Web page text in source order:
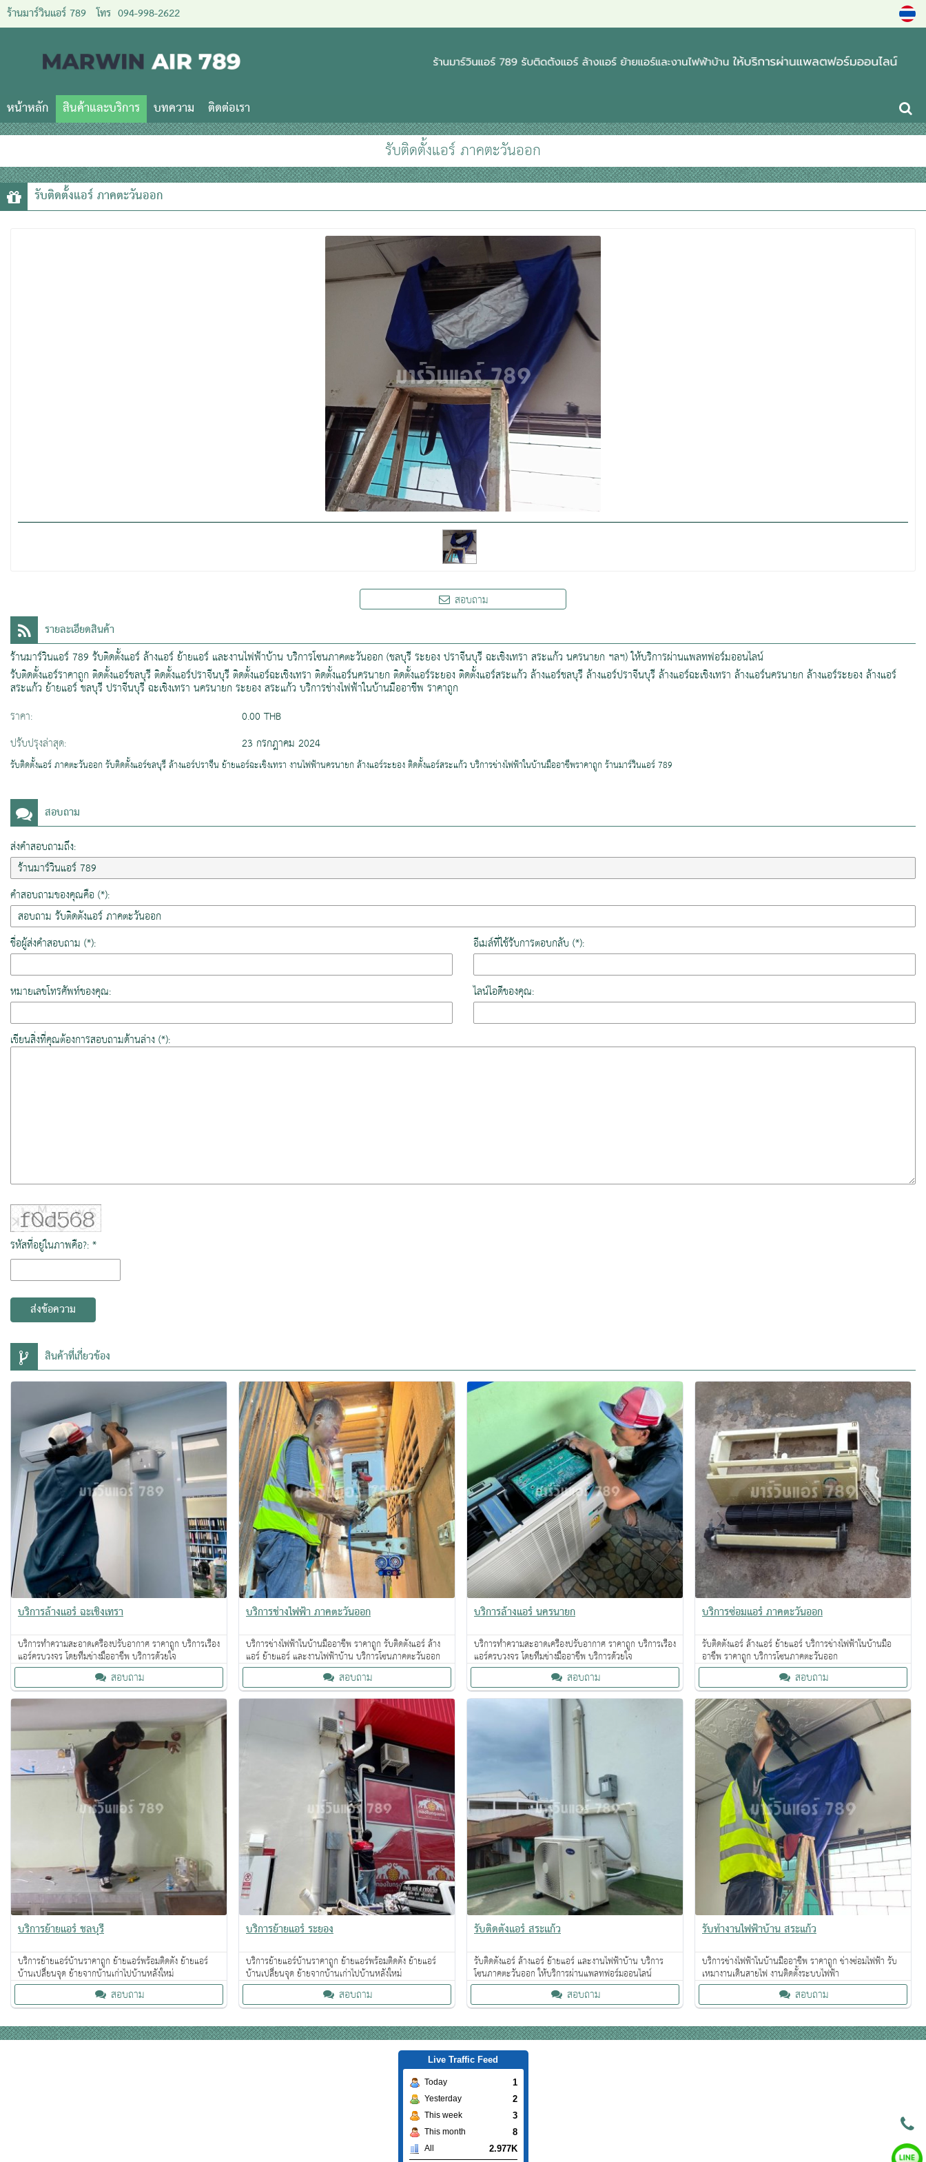
ร้านมาร์วินแอร์ 789 โทร 094-998-2622
หน้าหลัก สินค้าและบริการ บทความ ติดต่อเรา
รับติดตั้งแอร์ ภาคตะวันออก
รับติดตั้งแอร์ ภาคตะวันออก
สอบถาม
รายละเอียดสินค้า
ร้านมาร์วินแอร์ 789 รับติดตั้งแอร์ ล้างแอร์ ย้ายแอร์ และงานไฟฟ้าบ้าน บริการโซนภาคตะวันออก (ชลบุรี ระยอง ปราจีนบุรี ฉะเชิงเทรา สระแก้ว นครนายก ฯลฯ) ให้บริการผ่านแพลทฟอร์มออนไลน์
รับติดตั้งแอร์ราคาถูก ติดตั้งแอร์ชลบุรี ติดตั้งแอร์ปราจีนบุรี ติดตั้งแอร์ฉะเชิงเทรา ติดตั้งแอร์นครนายก ติดตั้งแอร์ระยอง ติดตั้งแอร์สระแก้ว ล้างแอร์ชลบุรี ล้างแอร์ปราจีนบุรี ล้างแอร์ฉะเชิงเทรา ล้างแอร์นครนายก ล้างแอร์ระยอง ล้างแอร์
สระแก้ว ย้ายแอร์ ชลบุรี ปราจีนบุรี ฉะเชิงเทรา นครนายก ระยอง สระแก้ว บริการช่างไฟฟ้าในบ้านมืออาชีพ ราคาถูก
ราคา:
0.00 THB
ปรับปรุงล่าสุด:
23 กรกฎาคม 2024
รับติดตั้งแอร์ ภาคตะวันออก รับติดตั้งแอร์ชลบุรี ล้างแอร์ปราจีน ย้ายแอร์ฉะเชิงเทรา งานไฟฟ้านครนายก ล้างแอร์ระยอง ติดตั้งแอร์สระแก้ว บริการช่างไฟฟ้าในบ้านมืออาชีพราคาถูก ร้านมาร์วินแอร์ 789
สอบถาม
ส่งคำสอบถามถึง:
คำสอบถามของคุณคือ (*):
ชื่อผู้ส่งคำสอบถาม (*): อีเมล์ที่ใช้รับการตอบกลับ (*):
หมายเลขโทรศัพท์ของคุณ: ไลน์ไอดีของคุณ:
เขียนสิ่งที่คุณต้องการสอบถามด้านล่าง (*):
รหัสที่อยู่ในภาพคือ?: *
ส่งข้อความ
สินค้าที่เกี่ยวข้อง
บริการล้างแอร์ ฉะเชิงเทรา
บริการทำความสะอาดเครื่องปรับอากาศ ราคาถูก บริการเรื่อง
แอร์ครบวงจร โดยทีมช่างมืออาชีพ บริการด้วยใจ
สอบถาม
บริการช่างไฟฟ้า ภาคตะวันออก
บริการช่างไฟฟ้าในบ้านมืออาชีพ ราคาถูก รับติดตั้งแอร์ ล้าง
แอร์ ย้ายแอร์ และงานไฟฟ้าบ้าน บริการโซนภาคตะวันออก
สอบถาม
บริการล้างแอร์ นครนายก
บริการทำความสะอาดเครื่องปรับอากาศ ราคาถูก บริการเรื่อง
แอร์ครบวงจร โดยทีมช่างมืออาชีพ บริการด้วยใจ
สอบถาม
บริการซ่อมแอร์ ภาคตะวันออก
รับติดตั้งแอร์ ล้างแอร์ ย้ายแอร์ บริการช่างไฟฟ้าในบ้านมือ
อาชีพ ราคาถูก บริการโซนภาคตะวันออก
สอบถาม
บริการย้ายแอร์ ชลบุรี
บริการย้ายแอร์บ้านราคาถูก ย้ายแอร์พร้อมติดตั้ง ย้ายแอร์
บ้านเปลี่ยนจุด ย้ายจากบ้านเก่าไปบ้านหลังใหม่
สอบถาม
บริการย้ายแอร์ ระยอง
บริการย้ายแอร์บ้านราคาถูก ย้ายแอร์พร้อมติดตั้ง ย้ายแอร์
บ้านเปลี่ยนจุด ย้ายจากบ้านเก่าไปบ้านหลังใหม่
สอบถาม
รับติดตั้งแอร์ สระแก้ว
รับติดตั้งแอร์ ล้างแอร์ ย้ายแอร์ และงานไฟฟ้าบ้าน บริการ
โซนภาคตะวันออก ให้บริการผ่านแพลทฟอร์มออนไลน์
สอบถาม
รับทำงานไฟฟ้าบ้าน สระแก้ว
บริการช่างไฟฟ้าในบ้านมืออาชีพ ราคาถูก ช่างซ่อมไฟฟ้า รับ
เหมางานเดินสายไฟ งานติดตั้งระบบไฟฟ้า
สอบถาม
Live Traffic Feed
Today 1
Yesterday 2
This week 3
This month 8
All 2.977K